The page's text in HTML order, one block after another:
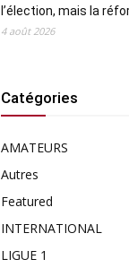
l’élection, mais la
4 août 2026
Catégories
AMATEURS
Autres
Featured
INTERNATIONAL
LIGUE 1